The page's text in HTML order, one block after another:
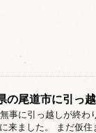
の尾道市に引っ
事に引っ越しが終わ
来ました。 まだ仮